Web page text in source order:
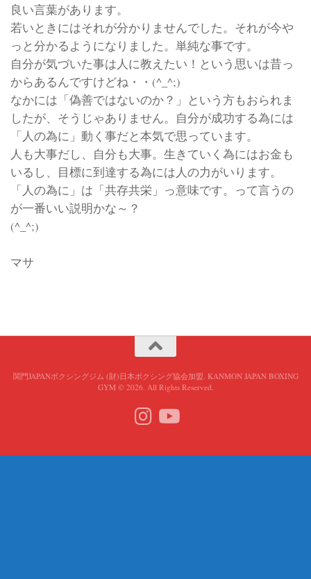
良い言葉があります。
若いときにはそれが分かりませんでした。それが今や
っと分かるようになりました。単純な事です。
自分が気づいた事は人に教えたい！という思いは昔っ
からあるんですけどね・・(^_^;)
なかには「偽善ではないのか？」という方もおられま
したが、そうじゃありません。自分が成功する為には
「人の為に」動く事だと本気で思っています。
人も大事だし、自分も大事。生きていく為にはお金も
いるし、目標に到達する為には人の力がいります。
「人の為に」は「共存共栄」っ意味です。って言うの
が一番いい説明かな～？
(^_^;)
マサ
関門JAPANボクシングジム (財)日本ボクシング協会加盟. KANMON JAPAN BOXING
GYM © 2026. All Rights Reserved.